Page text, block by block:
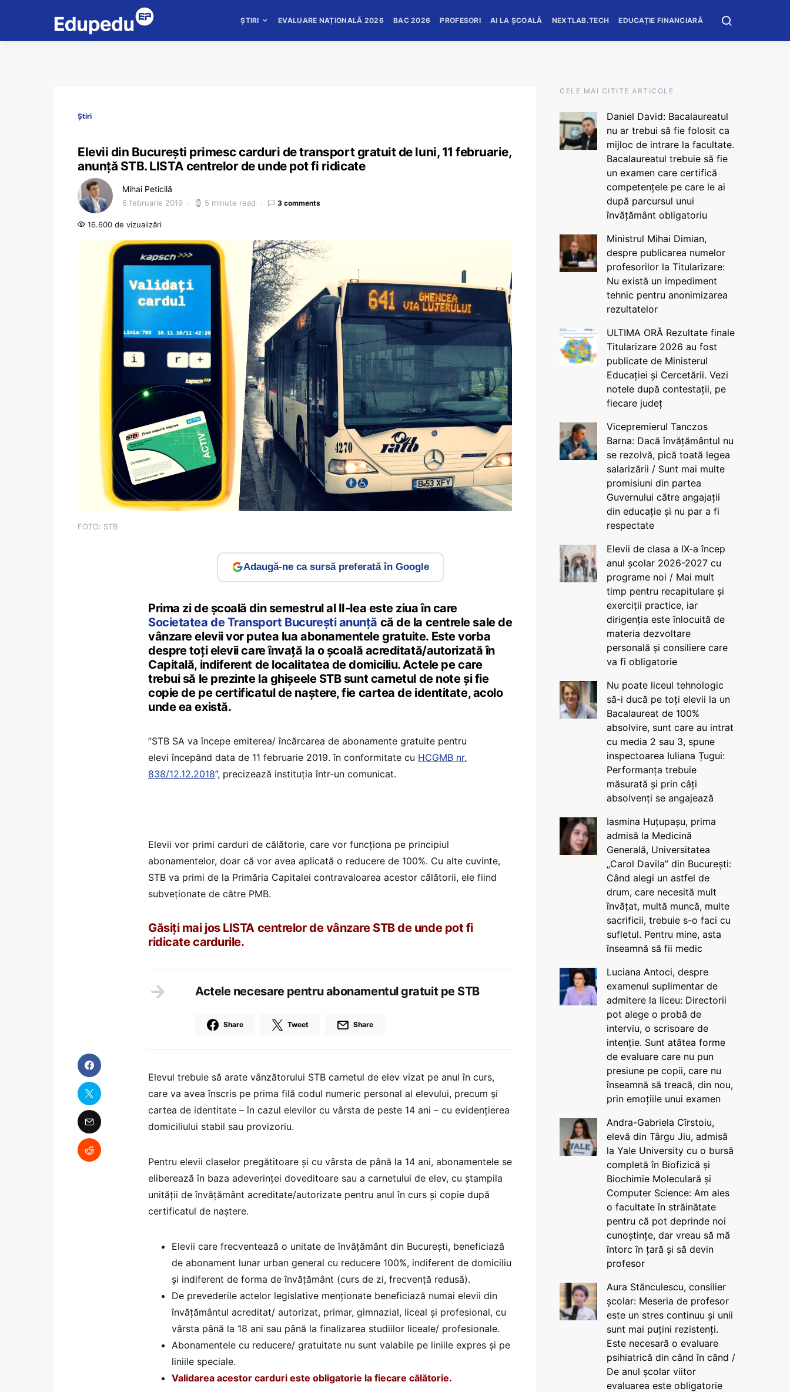
ȘTIRI EVALUARE NAȚIONALĂ 2026 BAC 2026 PROFESORI AI LA ȘCOALĂ NEXTLAB.TECH EDUCAȚIE FINANCIARĂ
Știri
Elevii din București primesc carduri de transport gratuit de luni, 11 februarie,
anunță STB. LISTA centrelor de unde pot fi ridicate
Mihai Peticilă
6 februarie 2019 5 minute read 3 comments
16.600 de vizualizări
FOTO: STB
Adaugă-ne ca sursă preferată în Google
Prima zi de școală din semestrul al II-lea este ziua în care
Societatea de Transport București anunță că de la centrele sale de
vânzare elevii vor putea lua abonamentele gratuite. Este vorba
despre toți elevii care învață la o școală acreditată/autorizată în
Capitală, indiferent de localitatea de domiciliu. Actele pe care
trebui să le prezinte la ghișeele STB sunt carnetul de note și fie
copie de pe certificatul de naștere, fie cartea de identitate, acolo
unde ea există.
”STB SA va începe emiterea/ încărcarea de abonamente gratuite pentru
elevi începând data de 11 februarie 2019. în conformitate cu HCGMB nr.
838/12.12.2018”, precizează instituția într-un comunicat.
Elevii vor primi carduri de călătorie, care vor funcționa pe principiul
abonamentelor, doar că vor avea aplicată o reducere de 100%. Cu alte cuvinte,
STB va primi de la Primăria Capitalei contravaloarea acestor călătorii, ele fiind
subveționate de către PMB.
Găsiți mai jos LISTA centrelor de vânzare STB de unde pot fi
ridicate cardurile.
Actele necesare pentru abonamentul gratuit pe STB
Share Tweet Share
Elevul trebuie să arate vânzătorului STB carnetul de elev vizat pe anul în curs,
care va avea înscris pe prima filă codul numeric personal al elevului, precum și
cartea de identitate – în cazul elevilor cu vârsta de peste 14 ani – cu evidențierea
domiciliului stabil sau provizoriu.
Pentru elevii claselor pregătitoare și cu vârsta de până la 14 ani, abonamentele se
eliberează în baza adeverinței doveditoare sau a carnetului de elev, cu ștampila
unității de învățământ acreditate/autorizate pentru anul în curs și copie după
certificatul de naștere.
Elevii care frecventează o unitate de învăţământ din Bucureşti, beneficiază
de abonament lunar urban general cu reducere 100%, indiferent de domiciliu
şi indiferent de forma de învăţământ (curs de zi, frecvenţă redusă).
De prevederile actelor legislative menționate beneficiază numai elevii din
învăţământul acreditat/ autorizat, primar, gimnazial, liceal şi profesional, cu
vârsta până la 18 ani sau până la finalizarea studiilor liceale/ profesionale.
Abonamentele cu reducere/ gratuitate nu sunt valabile pe liniile expres și pe
liniile speciale.
Validarea acestor carduri este obligatorie la fiecare călătorie.
CELE MAI CITITE ARTICOLE
Daniel David: Bacalaureatul
nu ar trebui să fie folosit ca
mijloc de intrare la facultate.
Bacalaureatul trebuie să fie
un examen care certifică
competențele pe care le ai
după parcursul unui
învățământ obligatoriu
Ministrul Mihai Dimian,
despre publicarea numelor
profesorilor la Titularizare:
Nu există un impediment
tehnic pentru anonimizarea
rezultatelor
ULTIMA ORĂ Rezultate finale
Titularizare 2026 au fost
publicate de Ministerul
Educației și Cercetării. Vezi
notele după contestații, pe
fiecare județ
Vicepremierul Tanczos
Barna: Dacă învățământul nu
se rezolvă, pică toată legea
salarizării / Sunt mai multe
promisiuni din partea
Guvernului către angajații
din educație și nu par a fi
respectate
Elevii de clasa a IX-a încep
anul școlar 2026-2027 cu
programe noi / Mai mult
timp pentru recapitulare și
exerciții practice, iar
dirigenția este înlocuită de
materia dezvoltare
personală și consiliere care
va fi obligatorie
Nu poate liceul tehnologic
să-i ducă pe toți elevii la un
Bacalaureat de 100%
absolvire, sunt care au intrat
cu media 2 sau 3, spune
inspectoarea Iuliana Țugui:
Performanța trebuie
măsurată și prin câți
absolvenți se angajează
Iasmina Huțupașu, prima
admisă la Medicină
Generală, Universitatea
„Carol Davila” din București:
Când alegi un astfel de
drum, care necesită mult
învățat, multă muncă, multe
sacrificii, trebuie s-o faci cu
sufletul. Pentru mine, asta
înseamnă să fii medic
Luciana Antoci, despre
examenul suplimentar de
admitere la liceu: Directorii
pot alege o probă de
interviu, o scrisoare de
intenție. Sunt atâtea forme
de evaluare care nu pun
presiune pe copii, care nu
înseamnă să treacă, din nou,
prin emoțiile unui examen
Andra-Gabriela Cîrstoiu,
elevă din Târgu Jiu, admisă
la Yale University cu o bursă
completă în Biofizică și
Biochimie Moleculară și
Computer Science: Am ales
o facultate în străinătate
pentru că pot deprinde noi
cunoștințe, dar vreau să mă
întorc în țară și să devin
profesor
Aura Stănculescu, consilier
școlar: Meseria de profesor
este un stres continuu și unii
sunt mai puțini rezistenți.
Este necesară o evaluare
psihiatrică din când în când /
De anul școlar viitor
evaluarea este obligatorie